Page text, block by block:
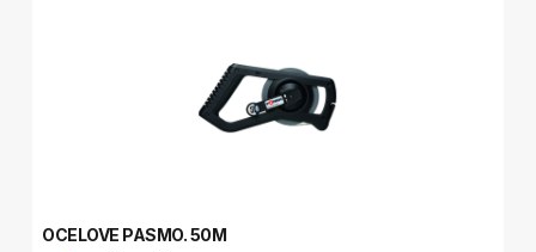
OCELOVE PASMO. 50M